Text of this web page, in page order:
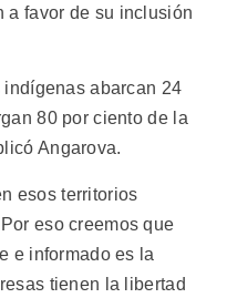
a favor de su inclusión
abarcan 24
80 por ciento de la
Angarova.
esos territorios
eso creemos que
e informado es la
tienen la libertad